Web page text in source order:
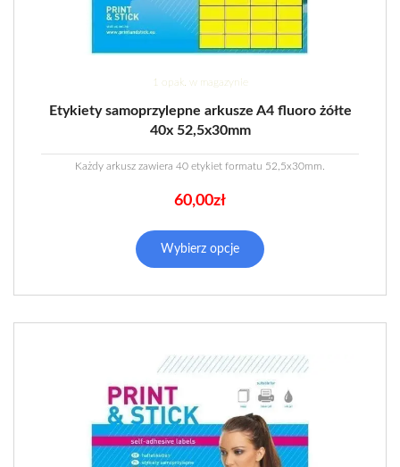
1 opak. w magazynie
Etykiety samoprzylepne arkusze A4 fluoro żółte
40x 52,5x30mm
Każdy arkusz zawiera 40 etykiet formatu 52,5x30mm.
60,00zł
Wybierz opcje